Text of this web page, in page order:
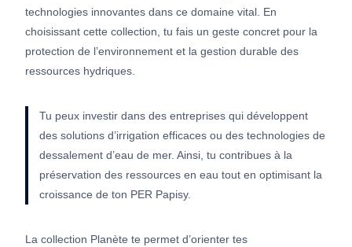
technologies innovantes dans ce domaine vital. En
choisissant cette collection, tu fais un geste concret pour la
protection de l’environnement et la gestion durable des
ressources hydriques.
Tu peux investir dans des entreprises qui développent
des solutions d’irrigation efficaces ou des technologies de
dessalement d’eau de mer. Ainsi, tu contribues à la
préservation des ressources en eau tout en optimisant la
croissance de ton PER Papisy.
La collection Planète te permet d’orienter tes